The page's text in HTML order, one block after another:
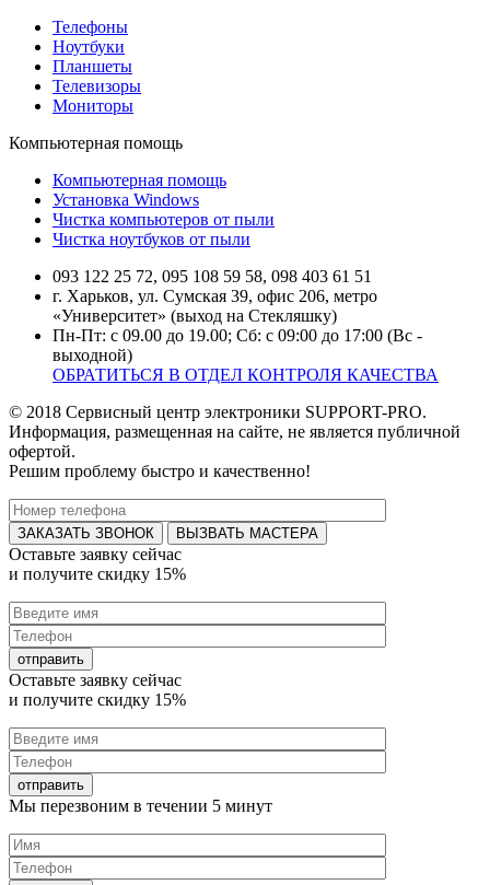
Телефоны
Ноутбуки
Планшеты
Телевизоры
Мониторы
Компьютерная помощь
Компьютерная помощь
Установка Windows
Чистка компьютеров от пыли
Чистка ноутбуков от пыли
093 122 25 72, 095 108 59 58, 098 403 61 51
г. Харьков, ул. Сумская 39, офис 206, метро
«Университет» (выход на Стекляшку)
Пн-Пт: с 09.00 до 19.00; Сб: с 09:00 до 17:00 (Вс -
выходной)
ОБРАТИТЬСЯ В ОТДЕЛ КОНТРОЛЯ КАЧЕСТВА
© 2018 Сервисный центр электроники SUPPORT-PRO.
Информация, размещенная на сайте, не является публичной
офертой.
Решим проблему быстро и качественно!
ВЫЗВАТЬ МАСТЕРА
Оставьте заявку сейчас
и получите скидку 15%
Оставьте заявку сейчас
и получите скидку 15%
Мы перезвоним в течении 5 минут